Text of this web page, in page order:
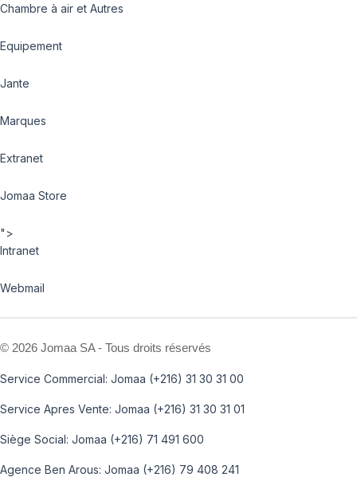
Chambre à air et Autres
Equipement
Jante
Marques
Extranet
Jomaa Store
">
Intranet
Webmail
© 2026 Jomaa SA - Tous droits réservés
Service Commercial: Jomaa (+216) 31 30 31 00
Service Apres Vente: Jomaa (+216) 31 30 31 01
Siège Social: Jomaa (+216) 71 491 600
Agence Ben Arous: Jomaa (+216) 79 408 241